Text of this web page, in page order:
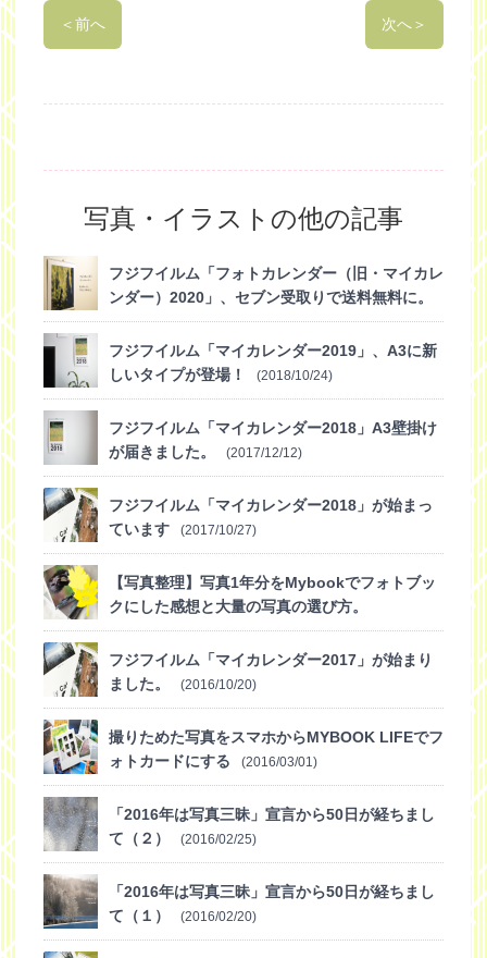
＜前へ 次へ＞
写真・イラストの他の記事
フジフイルム「フォトカレンダー（旧・マイカレ
ンダー）2020」、セブン受取りで送料無料に。
(2019/10/30)
フジフイルム「マイカレンダー2019」、A3に新
しいタイプが登場！
(2018/10/24)
フジフイルム「マイカレンダー2018」A3壁掛け
が届きました。
(2017/12/12)
フジフイルム「マイカレンダー2018」が始まっ
ています
(2017/10/27)
【写真整理】写真1年分をMybookでフォトブッ
クにした感想と大量の写真の選び方。
(2016/12/07)
フジフイルム「マイカレンダー2017」が始まり
ました。
(2016/10/20)
撮りためた写真をスマホからMYBOOK LIFEでフ
ォトカードにする
(2016/03/01)
「2016年は写真三昧」宣言から50日が経ちまし
て（２）
(2016/02/25)
「2016年は写真三昧」宣言から50日が経ちまし
て（１）
(2016/02/20)